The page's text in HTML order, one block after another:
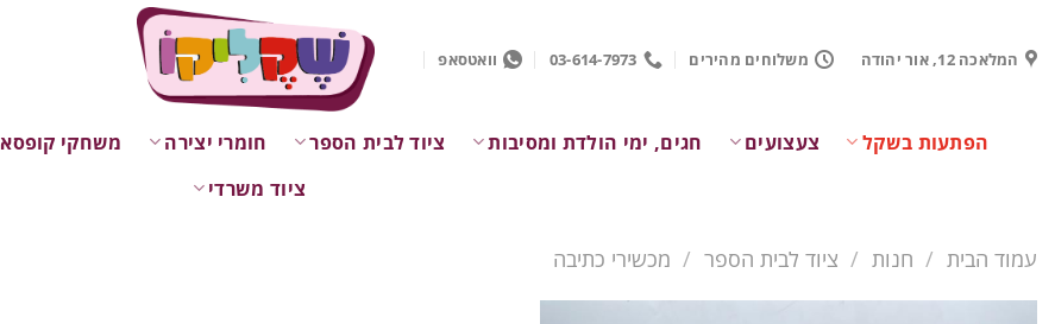
contentהמלאכה 12, אור יהודה משלוחים מהירים 03-614-7973 וואטסאפ
הפתעות בשקל צעצועים חגים, ימי הולדת ומסיבות ציוד לבית הספר חומרי יצירה משחקי קופסא
ציוד משרדי
עמוד הבית / חנות / ציוד לבית הספר / מכשירי כתיבה